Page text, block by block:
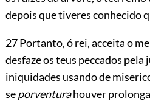
depois que tiveres conhecido
27 Portanto, ó rei, acceita o
desfaze os teus peccados pela
iniquidades usando de
seporventurahouver